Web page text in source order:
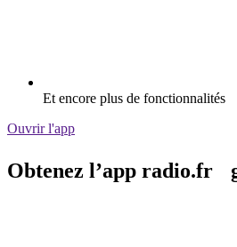
Et encore plus de fonctionnalités
Ouvrir l'app
Obtenez l’app radio.fr